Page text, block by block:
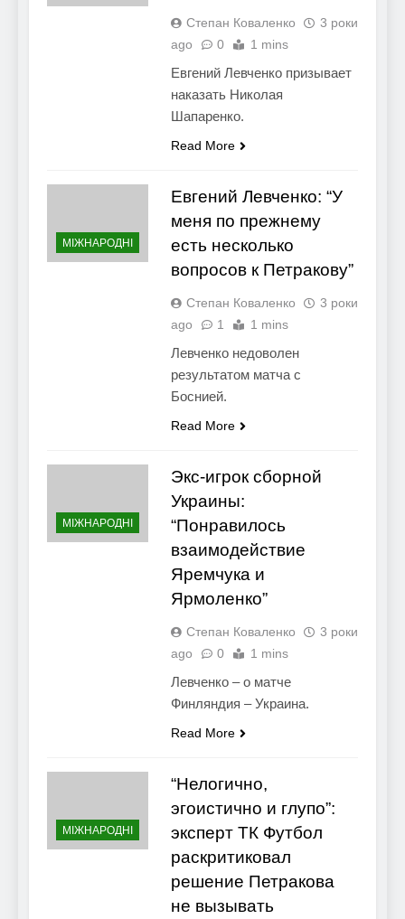
Степан Коваленко
3 роки
ago
0 1 mins
Евгений Левченко призывает
наказать Николая
Шапаренко.
Read More
МІЖНАРОДНІ
Евгений Левченко: “У
меня по прежнему
есть несколько
вопросов к Петракову”
Степан Коваленко
3 роки
ago
1 1 mins
Левченко недоволен
результатом матча с
Боснией.
Read More
МІЖНАРОДНІ
Экс-игрок сборной
Украины:
“Понравилось
взаимодействие
Яремчука и
Ярмоленко”
Степан Коваленко
3 роки
ago
0 1 mins
Левченко – о матче
Финляндия – Украина.
Read More
МІЖНАРОДНІ
“Нелогично,
эгоистично и глупо”:
эксперт ТК Футбол
раскритиковал
решение Петракова
не вызывать